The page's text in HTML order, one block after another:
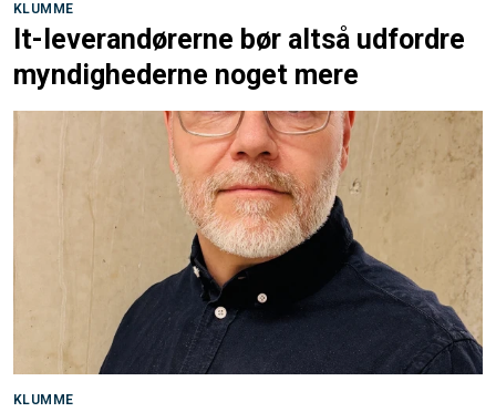
KLUMME
It-leverandørerne bør altså udfordre
myndighederne noget mere
KLUMME